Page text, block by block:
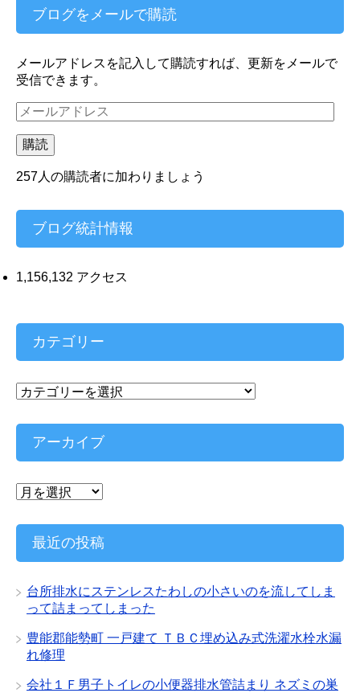
ブログをメールで購読
メールアドレスを記入して購読すれば、更新をメールで
受信できます。
メ
ー
ル
ア
ド
ス
購読
257人の購読者に加わりましょう
ブログ統計情報
1,156,132 アクセス
カテゴリー
カ
ゴ
ー
アーカイブ
ア
カ
ブ
最近の投稿
台所排水にステンレスたわしの小さいのを流してしま
って詰まってしまった
豊能郡能勢町 一戸建て ＴＢＣ埋め込み式洗濯水栓水漏
れ修理
会社１Ｆ男子トイレの小便器排水管詰まり ネズミの巣